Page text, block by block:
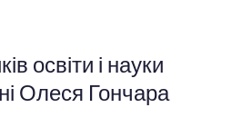
освіти і науки
Олеся Гончара